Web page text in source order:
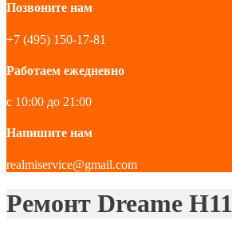
Позвоните нам
+7 (495) 150-17-81
Работаем ежедневно
с 10:00 до 21:00
Напишите нам
realmiservice@gmail.com
Ремонт Dreame H11